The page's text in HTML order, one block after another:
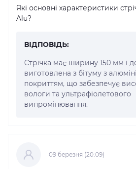
Які основні характеристики
Alu?
ВІДПОВІДЬ:
Стрічка має ширину 150 мм і
виготовлена з бітуму з
покриттям, що забезпечує
вологи та ультрафіолетового
випромінювання.
09 березня (20:09)